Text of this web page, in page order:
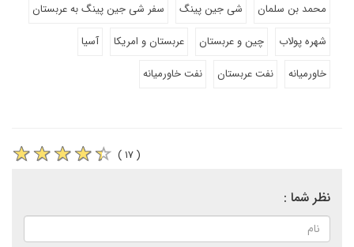
محمد بن سلمان
شی جین پینگ
سفر شی جین پینگ به عربستان
شهره پولاب
چین و عربستان عربستان و امریکا
آسیا
خاورمیانه
نفت عربستان نفت خاورمیانه
( ۱۷ )
نظر شما :